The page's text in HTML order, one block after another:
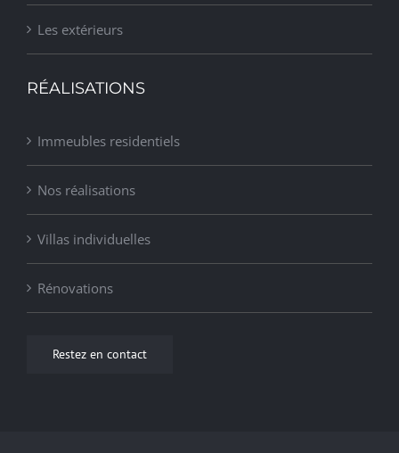
Les extérieurs
RÉALISATIONS
Immeubles residentiels
Nos réalisations
Villas individuelles
Rénovations
Restez en contact